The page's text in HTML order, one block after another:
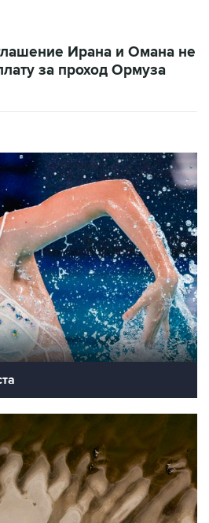
Ирана и Омана не
за проход Ормуза